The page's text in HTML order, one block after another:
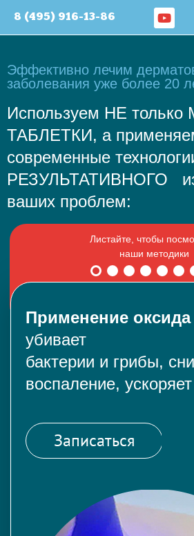
8 (495) 916-13-86
Эффективно лечим
заболевания уже более 20
Используем НЕ
ТАБЛЕТКИ, а
современные
РЕЗУЛЬТАТИВНОГО
ваших проблем:
Применение оксида
убивает
бактерии и грибы,
воспаление,
Записаться